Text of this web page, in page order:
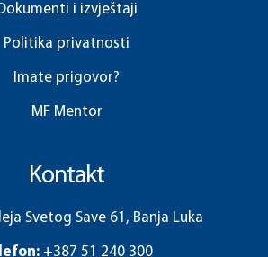
i izvještaji
Politika privatnosti
Imate prigovor?
MF Mentor
Kontakt
Svetog Save 61, Banja Luka
+387 51 240 300